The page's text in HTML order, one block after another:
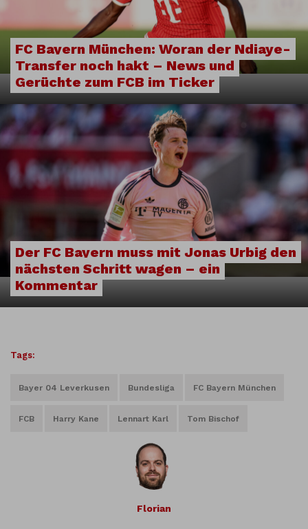
FC Bayern München: Woran der Ndiaye-
Transfer noch hakt – News und
Gerüchte zum FCB im Ticker
Der FC Bayern muss mit Jonas Urbig den
nächsten Schritt wagen – ein
Kommentar
Tags:
Bayer 04 Leverkusen Bundesliga FC Bayern München
FCB Harry Kane Lennart Karl Tom Bischof
Florian